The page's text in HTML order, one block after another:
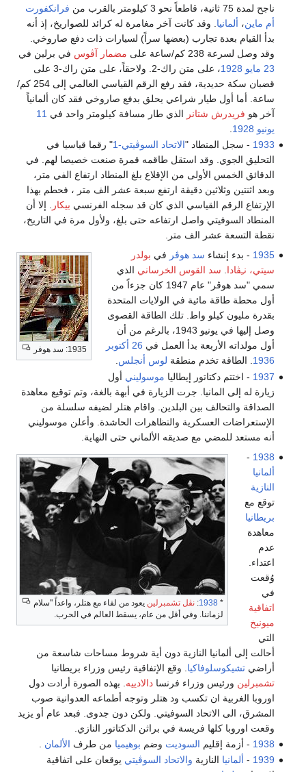
ناجح لمدة 75 ثانية، قاطعاً نحو 3 كيلومتر بالقرب من
فرانكفورت
أم ماين، ألمانيا . وقد كانت آخر مغامرة له كرائد للصواريخ، إذ أنه
بدأ القيام بعدة تجارب (بعضها سراً) لسيارات ذات دفع صاروخي.
وقد وصل لسرعة 238 كم/ساعة على
مضمار آڤوس في برلين في
23 مايو
1928
، على متن راك-2. ولاحقاً، على متن راك-3 على
قضبان سكة حديدية، فقد رفع الرقم القياسي العالمي إلى 254 كم/
ساعة. أما أول طيار شراعي يحلق بدفع صاروخي فقد كان ألمانياً
آخر هو فريدرش شتانر الذي طار مسافة كيلومتر واحد في 11
يونيو 1928
1933 - سجل المنطاد "الاتحاد السوڤيتي-1 " رقما قياسيا في
التحليق الجوي. وقد استقل طاقمه قمرة صنعت خصيصا لهم. في
الدقائق الخمس الأولى من الإقلاع بلغ المنطاد ارتفاع الفي متر،
وبعد اثنتين وثلاثين دقيقة ارتفع سبعة عشر الف متر ، فحطم بهذا
الإرتفاع الرقم القياسي الذي كان قد سجله الفرنسي بيكار . إلا أن
المنطاد السوفيتي واصل ارتفاعه حتى بلغ، ولأول مرة في التاريخ،
نقطة التسعة عشر الف متر.
1935: سد هوفر
1935 - بدء إنشاء سد هوڤر في بولدر
سيتي، نـِڤادا. سد القوس الخرساني الذي
سمي "سد هوڤر" عام 1947 كان جزءاً من
أول محطة طاقة مائية في الولايات المتحدة
بقدرة مليون كيلو واط. تلك الطاقة القصوى
وصل إليها في يونيو 1943، بالرغم من أن
أول مولداته الأربعة بدأ العمل في 26 أكتوبر
1936. الطاقة تخدم منطقة لوس أنجلس.
1937 - اختتم دكتاتور إيطاليا موسوليني أول
زيارة له إلى المانيا. جرت الزيارة في أبهة بالغة، وتم توقيع معاهدة
الصداقة والتحالف بين البلدين. واقام هتلر لضيفه سلسلة من
الإستعراضات العسكرية والتظاهرات الحاشدة. وأعلن موسوليني
أنه مستعد للمضي مع صديقه الألماني حتى النهاية.
*
1938
: نڤل تشمبرلين يعود من لقاء مع هتلر، واعداً "سلام
لزماننا. وفي أقل من عام، يسقط العالم في الحرب.
1938
-
ألمانيا
النازية
توقع مع
بريطانيا
معاهدة
عدم
اعتداء.
وُقعت
في
اتفاقية
ميونيخ
التي
أحالت إلى ألمانيا النازية دون أية شروط مساحات شاسعة من
أراضيتشيكوسلوفاكيا . وقع الإتفاقية رئيس وزراء بريطانيا
تشمبرلين ورئيس وزراء فرنسادالادييه . بهذه الصورة أرادت دول
اوروبا الغربية ان تكسب ود هتلر وتوجه أطماعه العدوانية صوب
المشرق، الى الاتحاد السوفيتي. ولكن دون جدوى. فبعد عام أو يزيد
وقعت اوروبا كلها فريسة في براثن الدكتاتور النازي.
1938 - أزمة إقليم السوديت وضم بوهيميا من طرف الألمان
1939
- ألمانيا النازية والاتحاد السوڤيتي يوقعان على اتفاقية